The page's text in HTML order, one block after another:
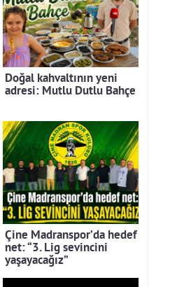
Doğal kahvaltının yeni
adresi: Mutlu Dutlu Bahçe
Çine Madranspor’da hedef
net: “3. Lig sevincini
yaşayacağız”